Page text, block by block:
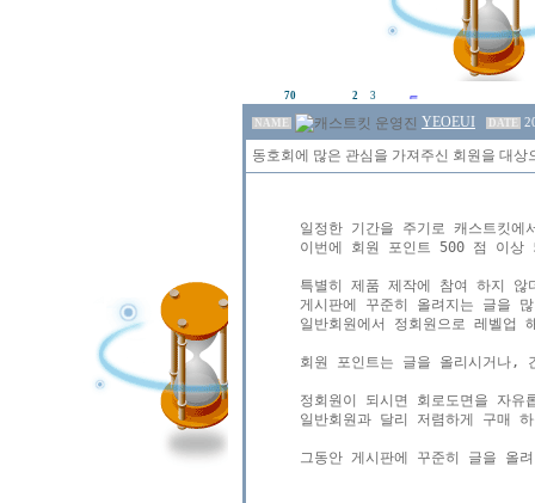
70 2 3
NAME YEOEUI DATE
동호회에 많은 관심을 가져주신 회원을 대
일정한 기간을 주기로 캐스트킷
이번에 회원 포인트 500 점 이상
특별히 제품 제작에 참여 하지
게시판에 꾸준히 올려지는 글을
일반회원에서 정회원으로 레벨업
회원 포인트는 글을 올리시거나
정회원이 되시면 회로도면을 자
일반회원과 달리 저렴하게 구매
그동안 게시판에 꾸준히 글을 올